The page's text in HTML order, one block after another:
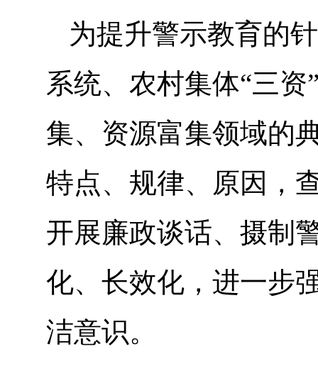
为提升警示教育的
系统、农村集体“三
集、资源富集领域的
特点、规律、原因，
开展廉政谈话、摄制
化、长效化，进一步
洁意识。